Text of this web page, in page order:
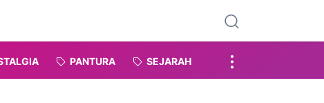
PANTURA SEJARAH